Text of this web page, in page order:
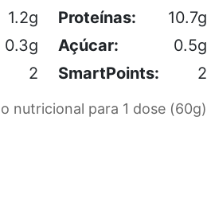
1.2g Proteínas:
10.7g
0.3g Açúcar:
0.5g
2 SmartPoints: 2
nutricional para 1 dose (60g)